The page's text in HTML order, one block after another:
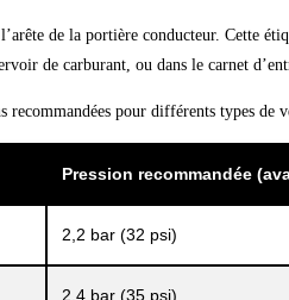
de la portière conducteur. Cette
de carburant, ou dans le carnet
recommandées pour différents types de
Pression recommandée
2,2 bar (32 psi)
2,4 bar (35 psi)